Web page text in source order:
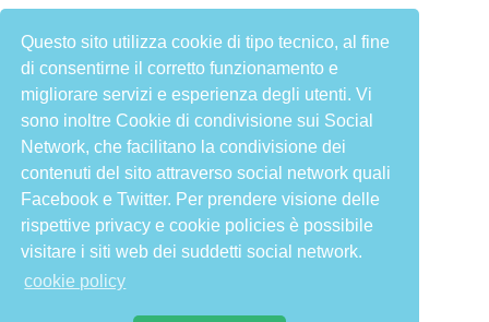
Questo sito utilizza cookie di tipo tecnico, al fine
di consentirne il corretto funzionamento e
migliorare servizi e esperienza degli utenti. Vi
sono inoltre Cookie di condivisione sui Social
Network, che facilitano la condivisione dei
contenuti del sito attraverso social network quali
Facebook e Twitter. Per prendere visione delle
rispettive privacy e cookie policies è possibile
visitare i siti web dei suddetti social network.
cookie policy